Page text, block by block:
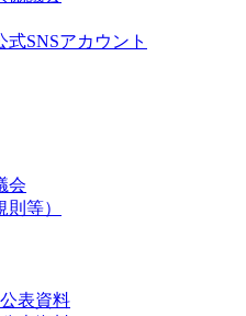
SNSアカウント
会
等）
表資料